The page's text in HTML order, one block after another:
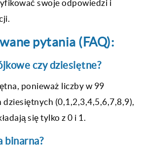
swoje odpowiedzi i
pytania (FAQ):
czy dziesiętne?
ponieważ liczby w 99
(0,1,2,3,4,5,6,7,8,9),
się tylko z 0 i 1.
binarna?